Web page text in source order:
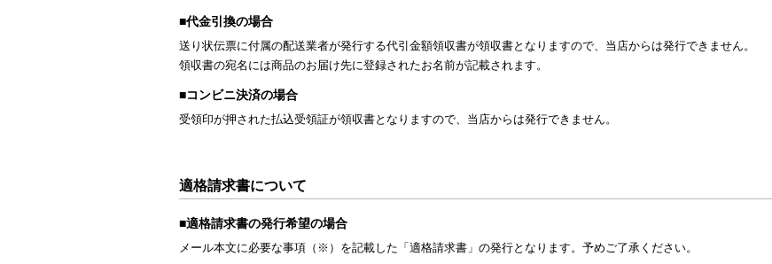
■代金引換の場合
送り状伝票に付属の配送業者が発行する代引金額領収書が領収書となりますので、当店からは発行できません。
領収書の宛名には商品のお届け先に登録されたお名前が記載されます。
■コンビニ決済の場合
受領印が押された払込受領証が領収書となりますので、当店からは発行できません。
適格請求書について
■適格請求書の発行希望の場合
メール本文に必要な事項（※）を記載した「適格請求書」の発行となります。予めご了承ください。